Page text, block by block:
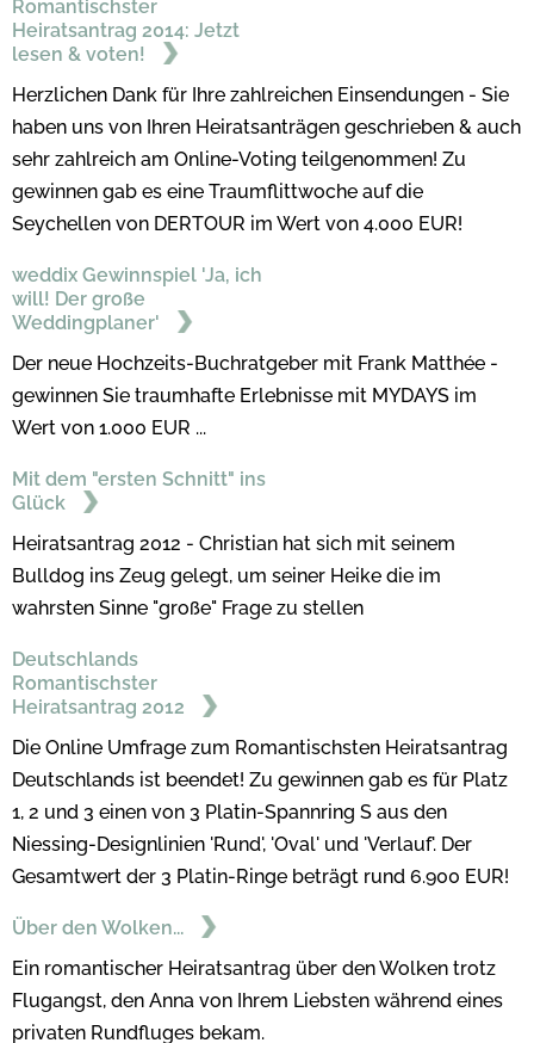
Romantischster
Heiratsantrag 2014: Jetzt
lesen & voten!
Herzlichen Dank für Ihre zahlreichen Einsendungen - Sie
haben uns von Ihren Heiratsanträgen geschrieben & auch
sehr zahlreich am Online-Voting teilgenommen! Zu
gewinnen gab es eine Traumflittwoche auf die
Seychellen von DERTOUR im Wert von 4.000 EUR!
weddix Gewinnspiel 'Ja, ich
will! Der große
Weddingplaner'
Der neue Hochzeits-Buchratgeber mit Frank Matthée -
gewinnen Sie traumhafte Erlebnisse mit MYDAYS im
Wert von 1.000 EUR ...
Mit dem "ersten Schnitt" ins
Glück
Heiratsantrag 2012 - Christian hat sich mit seinem
Bulldog ins Zeug gelegt, um seiner Heike die im
wahrsten Sinne "große" Frage zu stellen
Deutschlands
Romantischster
Heiratsantrag 2012
Die Online Umfrage zum Romantischsten Heiratsantrag
Deutschlands ist beendet! Zu gewinnen gab es für Platz
1, 2 und 3 einen von 3 Platin-Spannring S aus den
Niessing-Designlinien 'Rund', 'Oval' und 'Verlauf'. Der
Gesamtwert der 3 Platin-Ringe beträgt rund 6.900 EUR!
Über den Wolken...
Ein romantischer Heiratsantrag über den Wolken trotz
Flugangst, den Anna von Ihrem Liebsten während eines
privaten Rundfluges bekam.